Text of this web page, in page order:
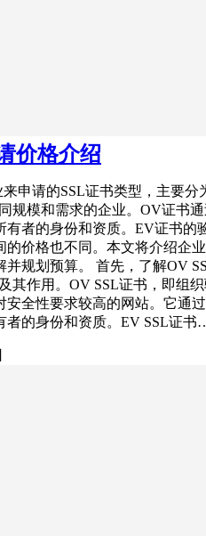
价格介绍
申请的SSL证书类型，主要分
规模和需求的企业。OV证书
有者的身份和资质。EV证书的
的价格也不同。本文将介绍企
并规划预算。 首先，了解OV
其作用。OV SSL证书，即组
安全性要求较高的网站。它通
者的身份和资质。EV SSL证书